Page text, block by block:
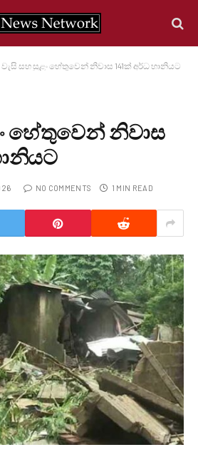
වැසි සහ සුළං හේතුවෙන් නිවාස 141ක් අර්ධ හානියට
හේතුවෙන් නිවාස
NO COMMENTS 1 MIN READ